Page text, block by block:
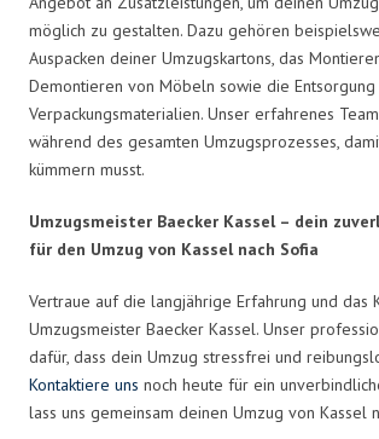
möglich zu gestalten. Dazu gehören
Auspacken deiner Umzugskartons, das
Demontieren von Möbeln sowie die Entsorgung
Verpackungsmaterialien. Unser erfahrenes
während des gesamten Umzugsprozesses,
kümmern musst.
Umzugsmeister Baecker Kassel – dein
für den Umzug von Kassel nach Sofia
Vertraue auf die langjährige Erfahrung und das
Umzugsmeister Baecker Kassel. Unser
dafür, dass dein Umzug stressfrei und
Kontaktiere uns noch heute für ein
lass uns gemeinsam deinen Umzug von Kassel